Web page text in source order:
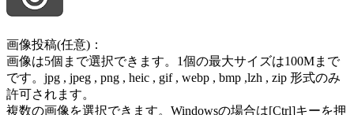
画像投稿(任意)：
画像は5個まで選択できます。1個の最大サイズは100Mまで
です。jpg , jpeg , png , heic , gif , webp , bmp ,lzh , zip 形式のみ
許可されます。
複数の画像を選択できます。Windowsの場合は[Ctrl]キーを押